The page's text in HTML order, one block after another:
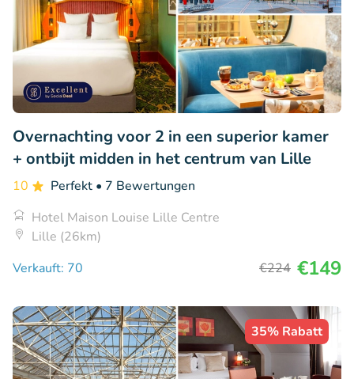
Overnachting voor 2 in een superior kamer
+ ontbijt midden in het centrum van Lille
10 Perfekt • 7 Bewertungen
Hotel Maison Louise Lille Centre
Lille (26km)
Verkauft: 70
€224 €149
35% Rabatt